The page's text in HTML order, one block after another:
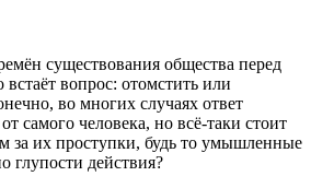
существования общества перед
вопрос: отомстить или
во многих случаях ответ
самого человека, но всё-таки стоит
за их проступки, будь то умышленные
глупости действия?